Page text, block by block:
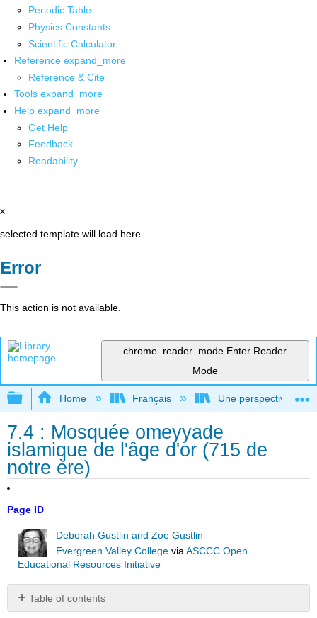
Periodic Table
Physics Constants
Scientific Calculator
Reference expand_more
Reference & Cite
Tools expand_more
Help expand_more
Get Help
Feedback
Readability
x
selected template will load here
Error
This action is not available.
chrome_reader_mode Enter Reader
Mode
Expand/collapse global hierarchy
Home Français Une perspective
7.4 : Mosquée omeyyade
islamique de l'âge d'or (715 de
notre ère)
Page ID
Deborah Gustlin and Zoe Gustlin
Evergreen Valley College viaASCCC Open
Educational Resources Initiative
Table of contents
No